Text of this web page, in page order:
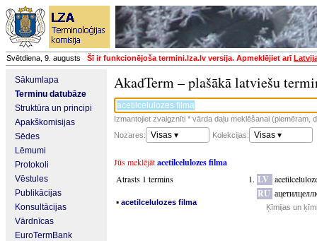
Svētdiena, 9. augusts Šī ir funkcionējoša termini.lza.lv versija. Apmeklējiet arī
Sākumlapa
Terminu datubāze
Struktūra un principi
Apakškomisijas
Sēdes
Lēmumi
Protokoli
Vēstules
Publikācijas
Konsultācijas
Vārdnīcas
EuroTermBank
AkadTerm – plašākā latviešu
Izmantojiet zvaigznīti * vārda daļu meklēšanai (piemēram,
Nozares:
Visas ▾ Kolekcijas: Visas ▾
Jūs meklējātacetilcelulozes filma
Atrasts 1 termins
▪ acetilcelulozes filma
LV
RU
Ķīmijas un